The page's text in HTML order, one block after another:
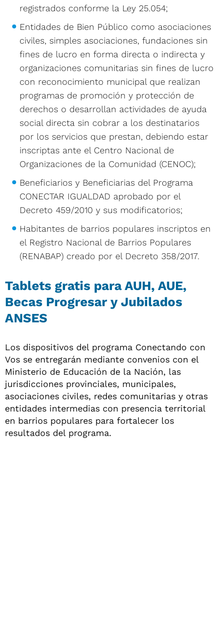
registrados conforme la Ley 25.054;
Entidades de Bien Público como asociaciones
civiles, simples asociaciones, fundaciones sin
fines de lucro en forma directa o indirecta y
organizaciones comunitarias sin fines de lucro
con reconocimiento municipal que realizan
programas de promoción y protección de
derechos o desarrollan actividades de ayuda
social directa sin cobrar a los destinatarios
por los servicios que prestan, debiendo estar
inscriptas ante el Centro Nacional de
Organizaciones de la Comunidad (CENOC);
Beneficiarios y Beneficiarias del Programa
CONECTAR IGUALDAD aprobado por el
Decreto 459/2010 y sus modificatorios;
Habitantes de barrios populares inscriptos en
el Registro Nacional de Barrios Populares
(RENABAP) creado por el Decreto 358/2017.
Tablets gratis para AUH, AUE,
Becas Progresar y Jubilados
ANSES
Los dispositivos del programa Conectando con
Vos se entregarán mediante convenios con el
Ministerio de Educación de la Nación, las
jurisdicciones provinciales, municipales,
asociaciones civiles, redes comunitarias y otras
entidades intermedias con presencia territorial
en barrios populares para fortalecer los
resultados del programa.